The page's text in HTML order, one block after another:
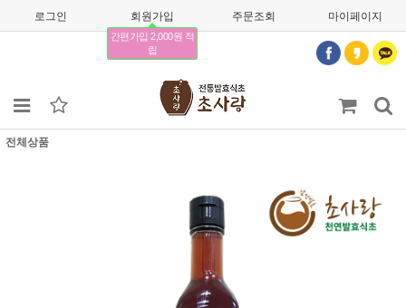
로그인 회원가입
간편가입 2,000원 적
립
주문조회 마이페이지
전체상품